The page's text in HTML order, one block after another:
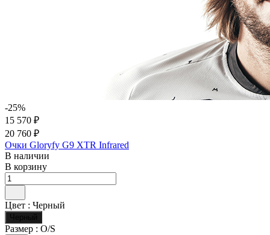
-25%
15 570 ₽
20 760 ₽
Очки Gloryfy G9 XTR Infrared
В наличии
В корзину
Цвет : Черный
Черный
Размер : O/S